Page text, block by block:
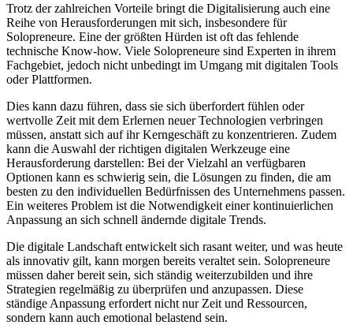
Trotz der zahlreichen Vorteile bringt die Digitalisierung auch eine
Reihe von Herausforderungen mit sich, insbesondere für
Solopreneure. Eine der größten Hürden ist oft das fehlende
technische Know-how. Viele Solopreneure sind Experten in ihrem
Fachgebiet, jedoch nicht unbedingt im Umgang mit digitalen Tools
oder Plattformen.
Dies kann dazu führen, dass sie sich überfordert fühlen oder
wertvolle Zeit mit dem Erlernen neuer Technologien verbringen
müssen, anstatt sich auf ihr Kerngeschäft zu konzentrieren. Zudem
kann die Auswahl der richtigen digitalen Werkzeuge eine
Herausforderung darstellen: Bei der Vielzahl an verfügbaren
Optionen kann es schwierig sein, die Lösungen zu finden, die am
besten zu den individuellen Bedürfnissen des Unternehmens passen.
Ein weiteres Problem ist die Notwendigkeit einer kontinuierlichen
Anpassung an sich schnell ändernde digitale Trends.
Die digitale Landschaft entwickelt sich rasant weiter, und was heute
als innovativ gilt, kann morgen bereits veraltet sein. Solopreneure
müssen daher bereit sein, sich ständig weiterzubilden und ihre
Strategien regelmäßig zu überprüfen und anzupassen. Diese
ständige Anpassung erfordert nicht nur Zeit und Ressourcen,
sondern kann auch emotional belastend sein.